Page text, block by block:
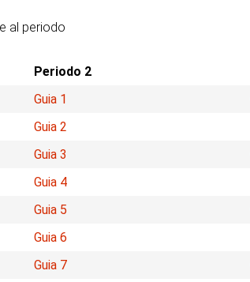
al periodo
Periodo 2
Guia 1
Guia 2
Guia 3
Guia 4
Guia 5
Guia 6
Guia 7